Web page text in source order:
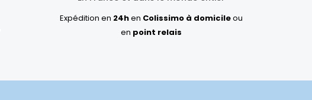
Expédition en 24hen Colissimo à domicileou
en point relais